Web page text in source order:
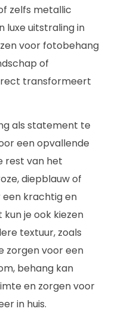
zelfs metallic
luxe uitstraling in
voor fotobehang
of
transformeert
als statement te
een opvallende
rest van het
diepblauw of
een krachtig en
je ook kiezen
textuur, zoals
zorgen voor een
behang kan
en zorgen voor
in huis.